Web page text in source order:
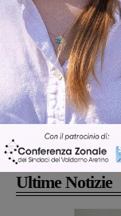
Articolo precedente
La Futsal Sangiovannese
in una partita che
valere una stagione
Ultime Notizie